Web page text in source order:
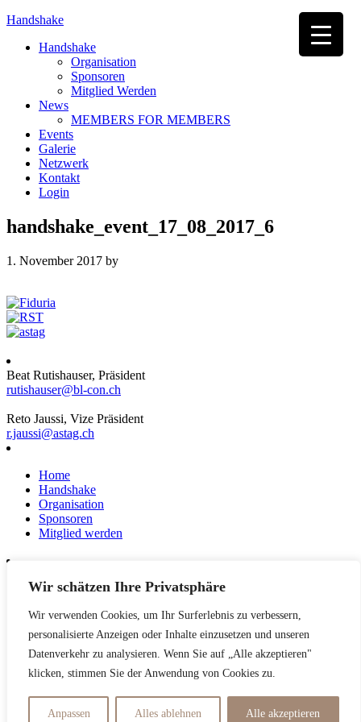
Wir schätzen Ihre Privatsphäre
Wir verwenden Cookies, um Ihr Surferlebnis zu verbessern,
personalisierte Anzeigen oder Inhalte einzusetzen und unseren
Datenverkehr zu analysieren. Wenn Sie auf „Alle akzeptieren"
klicken, stimmen Sie der Anwendung von Cookies zu.
Anpassen Alles ablehnen Alle akzeptieren
Handshake
Handshake
Organisation
Sponsoren
Mitglied Werden
News
MEMBERS FOR MEMBERS
Events
Galerie
Netzwerk
Kontakt
Login
handshake_event_17_08_2017_6
1. November 2017 by
Beat Rutishauser, Präsident
rutishauser@bl-con.ch
Reto Jaussi, Vize Präsident
r.jaussi@astag.ch
Home
Handshake
Organisation
Sponsoren
Mitglied werden
News
Netzwerk
Kontakt
Datenschutzerklärung